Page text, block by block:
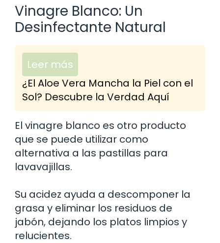
Vinagre Blanco: Un
Desinfectante Natural
Leer más
¿El Aloe Vera Mancha la Piel con el
Sol? Descubre la Verdad Aquí
El vinagre blanco es otro producto
que se puede utilizar como
alternativa a las pastillas para
lavavajillas.
Su acidez ayuda a descomponer la
grasa y eliminar los residuos de
jabón, dejando los platos limpios y
relucientes.